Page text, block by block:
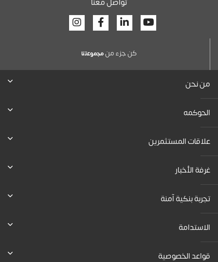
Youtube
Linkedin
Facebook
كن جزء منﻣﺟﻣوﻋﺗﻧﺎ
من نحن
الحوكمه
علاقات المستثمرين
غرفة الأخبار
تجربة بنكية آمنة
الاستدامة
قواعد الخصوصية